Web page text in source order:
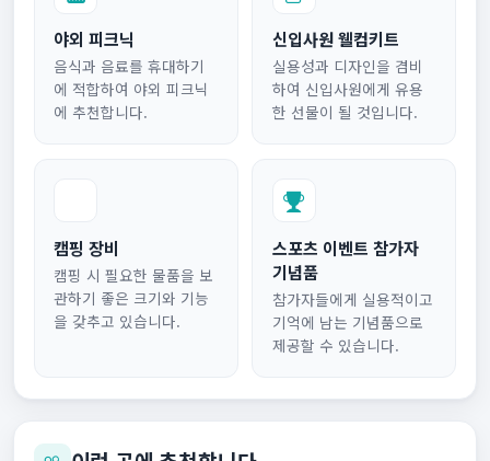
야외 피크닉
음식과 음료를 휴대하기
에 적합하여 야외 피크닉
에 추천합니다.
신입사원 웰컴키트
실용성과 디자인을 겸비
하여 신입사원에게 유용
한 선물이 될 것입니다.
캠핑 장비
캠핑 시 필요한 물품을 보
관하기 좋은 크기와 기능
을 갖추고 있습니다.
스포츠 이벤트 참가자
기념품
참가자들에게 실용적이고
기억에 남는 기념품으로
제공할 수 있습니다.